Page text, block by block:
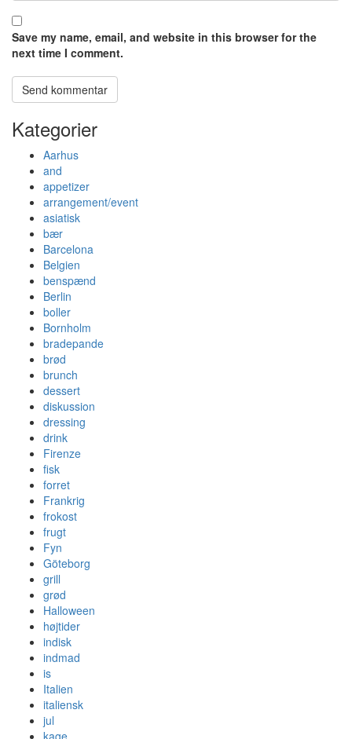
Save my name, email, and website in this browser for the
next time I comment.
Kategorier
Aarhus
and
appetizer
arrangement/event
asiatisk
bær
Barcelona
Belgien
benspænd
Berlin
boller
Bornholm
bradepande
brød
brunch
dessert
diskussion
dressing
drink
Firenze
fisk
forret
Frankrig
frokost
frugt
Fyn
Göteborg
grill
grød
Halloween
højtider
indisk
indmad
is
Italien
italiensk
jul
kage